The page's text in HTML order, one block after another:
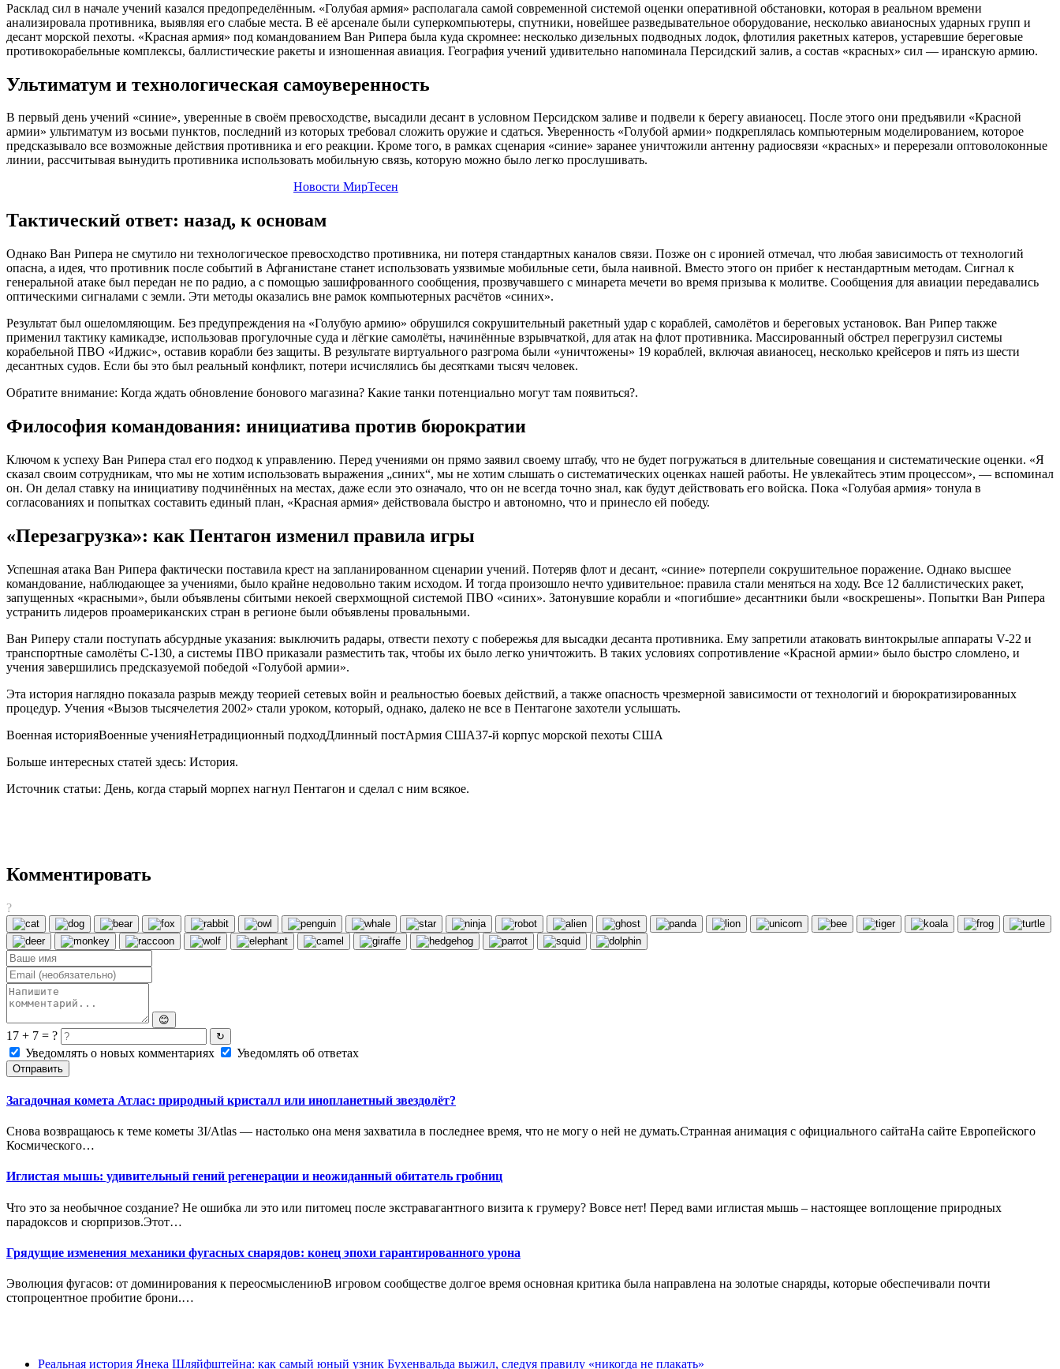
Расклад сил в начале учений казался предопределённым. «Голубая армия» располагала самой современной системой оценки оперативной обстановки, которая в реальном времени
анализировала противника, выявляя его слабые места. В её арсенале были суперкомпьютеры, спутники, новейшее разведывательное оборудование, несколько авианосных ударных групп и
десант морской пехоты. «Красная армия» под командованием Ван Рипера была куда скромнее: несколько дизельных подводных лодок, флотилия ракетных катеров, устаревшие береговые
противокорабельные комплексы, баллистические ракеты и изношенная авиация. География учений удивительно напоминала Персидский залив, а состав «красных» сил — иранскую армию.
Ультиматум и технологическая самоуверенность
В первый день учений «синие», уверенные в своём превосходстве, высадили десант в условном Персидском заливе и подвели к берегу авианосец. После этого они предъявили «Красной
армии» ультиматум из восьми пунктов, последний из которых требовал сложить оружие и сдаться. Уверенность «Голубой армии» подкреплялась компьютерным моделированием, которое
предсказывало все возможные действия противника и его реакции. Кроме того, в рамках сценария «синие» заранее уничтожили антенну радиосвязи «красных» и перерезали оптоволоконные
линии, рассчитывая вынудить противника использовать мобильную связь, которую можно было легко прослушивать.
Новости МирТесен
Тактический ответ: назад, к основам
Однако Ван Рипера не смутило ни технологическое превосходство противника, ни потеря стандартных каналов связи. Позже он с иронией отмечал, что любая зависимость от технологий
опасна, а идея, что противник после событий в Афганистане станет использовать уязвимые мобильные сети, была наивной. Вместо этого он прибег к нестандартным методам. Сигнал к
генеральной атаке был передан не по радио, а с помощью зашифрованного сообщения, прозвучавшего с минарета мечети во время призыва к молитве. Сообщения для авиации передавались
оптическими сигналами с земли. Эти методы оказались вне рамок компьютерных расчётов «синих».
Результат был ошеломляющим. Без предупреждения на «Голубую армию» обрушился сокрушительный ракетный удар с кораблей, самолётов и береговых установок. Ван Рипер также
применил тактику камикадзе, использовав прогулочные суда и лёгкие самолёты, начинённые взрывчаткой, для атак на флот противника. Массированный обстрел перегрузил системы
корабельной ПВО «Иджис», оставив корабли без защиты. В результате виртуального разгрома были «уничтожены» 19 кораблей, включая авианосец, несколько крейсеров и пять из шести
десантных судов. Если бы это был реальный конфликт, потери исчислялись бы десятками тысяч человек.
Обратите внимание: Когда ждать обновление бонового магазина? Какие танки потенциально могут там появиться?.
Философия командования: инициатива против бюрократии
Ключом к успеху Ван Рипера стал его подход к управлению. Перед учениями он прямо заявил своему штабу, что не будет погружаться в длительные совещания и систематические оценки. «Я
сказал своим сотрудникам, что мы не хотим использовать выражения „синих“, мы не хотим слышать о систематических оценках нашей работы. Не увлекайтесь этим процессом», — вспоминал
он. Он делал ставку на инициативу подчинённых на местах, даже если это означало, что он не всегда точно знал, как будут действовать его войска. Пока «Голубая армия» тонула в
согласованиях и попытках составить единый план, «Красная армия» действовала быстро и автономно, что и принесло ей победу.
«Перезагрузка»: как Пентагон изменил правила игры
Успешная атака Ван Рипера фактически поставила крест на запланированном сценарии учений. Потеряв флот и десант, «синие» потерпели сокрушительное поражение. Однако высшее
командование, наблюдающее за учениями, было крайне недовольно таким исходом. И тогда произошло нечто удивительное: правила стали меняться на ходу. Все 12 баллистических ракет,
запущенных «красными», были объявлены сбитыми некоей сверхмощной системой ПВО «синих». Затонувшие корабли и «погибшие» десантники были «воскрешены». Попытки Ван Рипера
устранить лидеров проамериканских стран в регионе были объявлены провальными.
Ван Риперу стали поступать абсурдные указания: выключить радары, отвести пехоту с побережья для высадки десанта противника. Ему запретили атаковать винтокрылые аппараты V-22 и
транспортные самолёты C-130, а системы ПВО приказали разместить так, чтобы их было легко уничтожить. В таких условиях сопротивление «Красной армии» было быстро сломлено, и
учения завершились предсказуемой победой «Голубой армии».
Эта история наглядно показала разрыв между теорией сетевых войн и реальностью боевых действий, а также опасность чрезмерной зависимости от технологий и бюрократизированных
процедур. Учения «Вызов тысячелетия 2002» стали уроком, который, однако, далеко не все в Пентагоне захотели услышать.
Военная историяВоенные ученияНетрадиционный подходДлинный постАрмия США37-й корпус морской пехоты США
Больше интересных статей здесь: История.
Источник статьи: День, когда старый морпех нагнул Пентагон и сделал с ним всякое.
Комментировать
?
😊
17 + 7 = ? ↻
Уведомлять о новых комментариях Уведомлять об ответах
Отправить
Загадочная комета Атлас: природный кристалл или инопланетный звездолёт?
Снова возвращаюсь к теме кометы 3I/Atlas — настолько она меня захватила в последнее время, что не могу о ней не думать.Странная анимация с официального сайтаНа сайте Европейского
Космического…
Иглистая мышь: удивительный гений регенерации и неожиданный обитатель гробниц
Что это за необычное создание? Не ошибка ли это или питомец после экстравагантного визита к грумеру? Вовсе нет! Перед вами иглистая мышь – настоящее воплощение природных
парадоксов и сюрпризов.Этот…
Грядущие изменения механики фугасных снарядов: конец эпохи гарантированного урона
Эволюция фугасов: от доминирования к переосмыслениюВ игровом сообществе долгое время основная критика была направлена на золотые снаряды, которые обеспечивали почти
стопроцентное пробитие брони.…
Реальная история Янека Шляйфштейна: как самый юный узник Бухенвальда выжил, следуя правилу «никогда не плакать»